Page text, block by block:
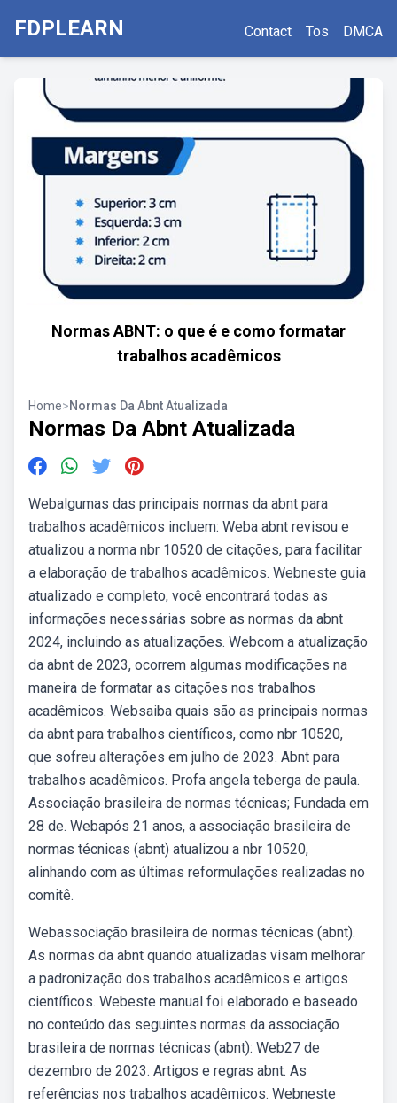
FDPLEARN Contact Tos DMCA
Normas ABNT: o que é e como formatar
trabalhos acadêmicos
Home>Normas Da Abnt Atualizada
Normas Da Abnt Atualizada
Webalgumas das principais normas da abnt para
trabalhos acadêmicos incluem: Weba abnt revisou e
atualizou a norma nbr 10520 de citações, para facilitar
a elaboração de trabalhos acadêmicos. Webneste guia
atualizado e completo, você encontrará todas as
informações necessárias sobre as normas da abnt
2024, incluindo as atualizações. Webcom a atualização
da abnt de 2023, ocorrem algumas modificações na
maneira de formatar as citações nos trabalhos
acadêmicos. Websaiba quais são as principais normas
da abnt para trabalhos científicos, como nbr 10520,
que sofreu alterações em julho de 2023. Abnt para
trabalhos acadêmicos. Profa angela teberga de paula.
Associação brasileira de normas técnicas; Fundada em
28 de. Webapós 21 anos, a associação brasileira de
normas técnicas (abnt) atualizou a nbr 10520,
alinhando com as últimas reformulações realizadas no
comitê.
Webassociação brasileira de normas técnicas (abnt).
As normas da abnt quando atualizadas visam melhorar
a padronização dos trabalhos acadêmicos e artigos
científicos. Webeste manual foi elaborado e baseado
no conteúdo das seguintes normas da associação
brasileira de normas técnicas (abnt): Web27 de
dezembro de 2023. Artigos e regras abnt. As
referências nos trabalhos acadêmicos. Webneste